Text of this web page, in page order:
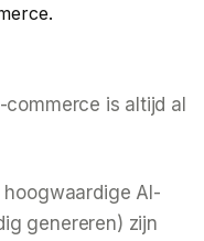
is altijd al
AI-
genereren) zijn